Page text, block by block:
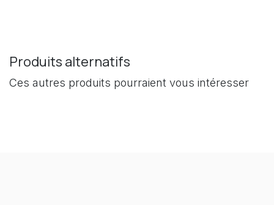
Produits alternatifs
Ces autres produits pourraient vous intéresser